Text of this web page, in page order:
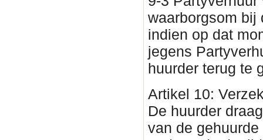
waarborgsom bij
indien op dat
jegens
huurder terug te
Artikel 10:
De huurder
van de